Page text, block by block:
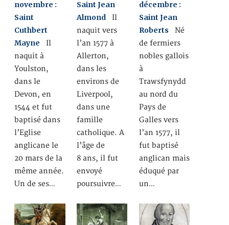
novembre :
Saint
Cuthbert
Mayne Il
naquit à
Youlston,
dans le
Devon, en
1544 et fut
baptisé dans
l’Eglise
anglicane le
20 mars de la
même année.
Un de ses…
Saint Jean
Almond Il
naquit vers
l’an 1577 à
Allerton,
dans les
environs de
Liverpool,
dans une
famille
catholique. A
l’âge de
8 ans, il fut
envoyé
poursuivre…
décembre :
Saint Jean
Roberts Né
de fermiers
nobles gallois
à
Trawsfynydd
au nord du
Pays de
Galles vers
l’an 1577, il
fut baptisé
anglican mais
éduqué par
un…